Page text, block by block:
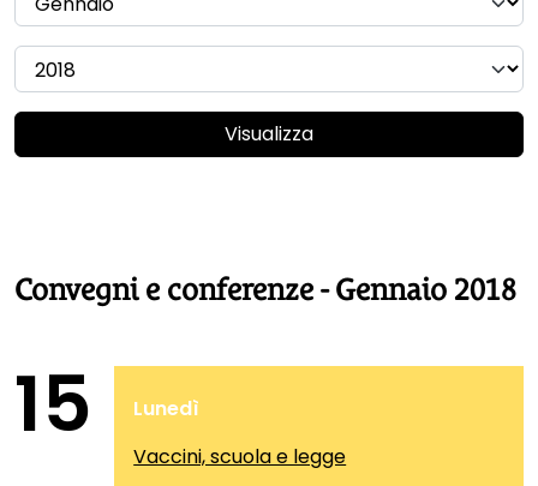
Visualizza
Convegni e conferenze - Gennaio 2018
15
Lunedì
Vaccini, scuola e legge